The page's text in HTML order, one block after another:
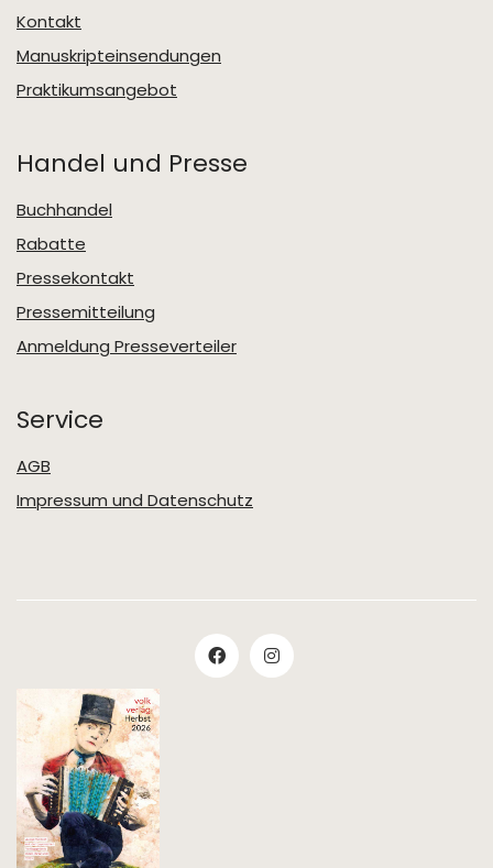
Kontakt
Manuskripteinsendungen
Praktikumsangebot
Handel und Presse
Buchhandel
Rabatte
Pressekontakt
Pressemitteilung
Anmeldung Presseverteiler
Service
AGB
Impressum und Datenschutz